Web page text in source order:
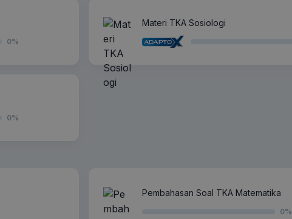
0%
Materi TKA Sosiologi
0%
Pembahasan Soal TKA Matematika
0%